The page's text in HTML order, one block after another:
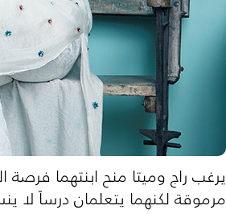
يرغب راج وميتا منح ابنتهما
مرموقة لكنهما يتعلمان درساً لا